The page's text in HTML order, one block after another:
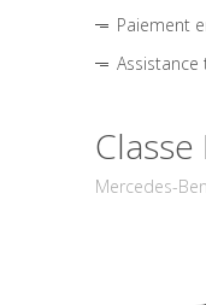
Paiement
Classe
Mercedes-